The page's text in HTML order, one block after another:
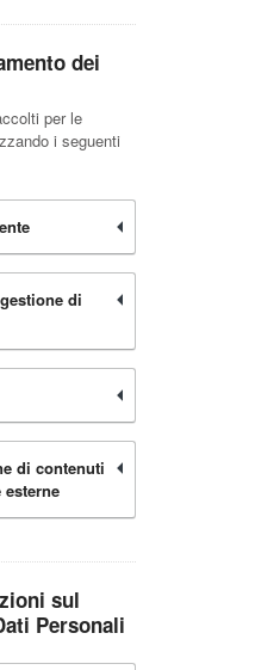
dei
per le
i seguenti
di
di contenuti
esterne
sul
Personali